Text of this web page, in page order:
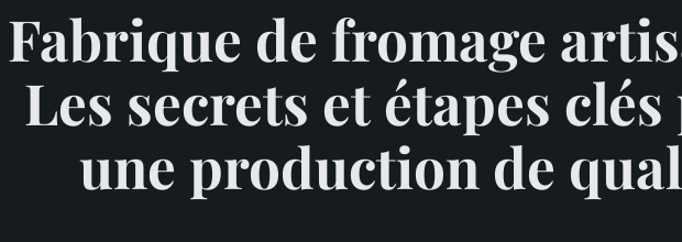
Fabrique de fromage
Les secrets et étapes
une production de